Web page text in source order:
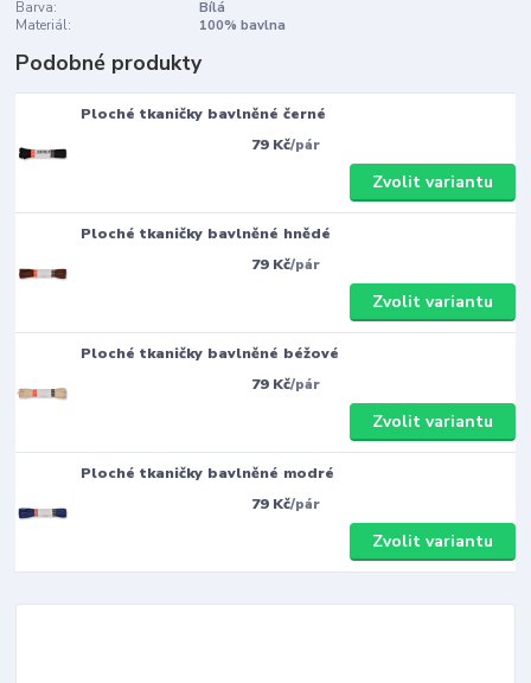
Barva:
Bílá
Materiál:
100% bavlna
Podobné produkty
Ploché tkaničky bavlněné černé
79 Kč/pár
Zvolit variantu
Ploché tkaničky bavlněné hnědé
79 Kč/pár
Zvolit variantu
Ploché tkaničky bavlněné béžové
79 Kč/pár
Zvolit variantu
Ploché tkaničky bavlněné modré
79 Kč/pár
Zvolit variantu